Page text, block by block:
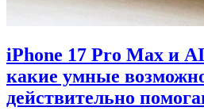
iPhone 17 Pro Max и
какие умные
действительно